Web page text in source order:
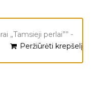
„Tamsieji perlai”” -
Peržiūrėti krepšelį